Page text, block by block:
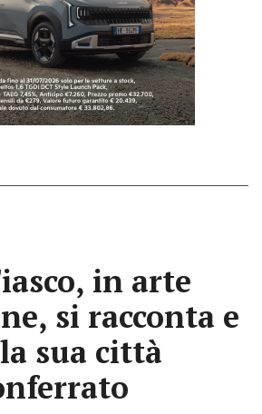
in arte
si racconta e
sua città